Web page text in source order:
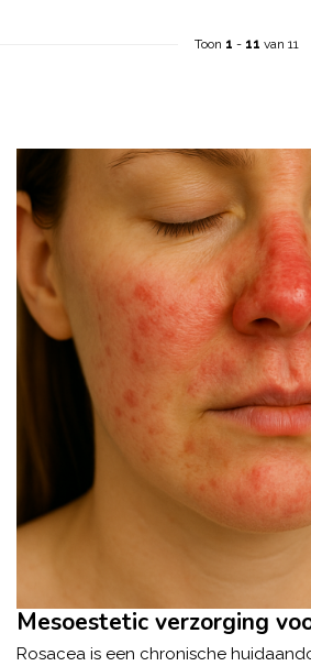
Toon 1 - 11 van 11
Mesoestetic verzorging
Rosacea is een chronische